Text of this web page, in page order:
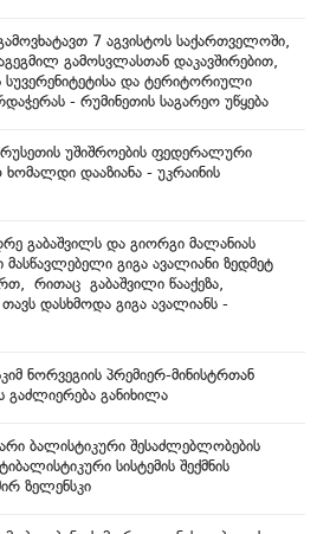
7 აგვისტოს საქართველოში,
გამოსვლასთან დაკავშირებით,
და ტერიტორიული
- რუმინეთის საგარეო უწყება
უშიშროების ფედერალური
დააზიანა - უკრაინის
გაბაშვილს და გიორგი მალანიას
გიგა ავალიანი ზედმეტ
რითაც გაბაშვილი წააქეზა,
დასხმოდა გიგა ავალიანს -
ნორვეგიის პრემიერ-მინისტრთან
გაძლიერება განიხილა
ბალისტიკური შესაძლებლობების
სისტემის შექმნის
ზელენსკი